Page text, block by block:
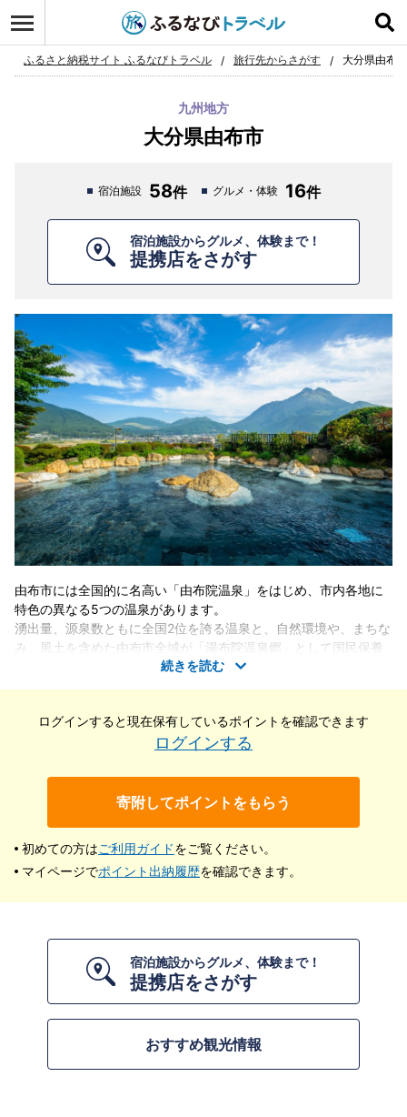
お気に入り
ふるさと納税サイト ふるなびトラベル 旅行先からさがす 大分県由布
九州地方
大分県由布市
宿泊施設 58 グルメ・体験 16
宿泊施設からグルメ、体験まで！
提携店をさがす
由布市には全国的に名高い「由布院温泉」をはじめ、市内各地に
特色の異なる5つの温泉があります。
湧出量、源泉数ともに全国2位を誇る温泉と、自然環境や、まちな
み、風土を含めた由布市全域が「湯布院温泉郷」として国民保養
温泉地に認定されています。
境・農業の保護、保全といった地場産業の連携に力を入れていま
を感じながら、ゆったりとした時間をお過ごしください。
続きを読む
ログインすると現在保有しているポイントを確認できます
ログインする
寄附してポイントをもらう
初めての方はご利用ガイドをご覧ください。
マイページでポイント出納履歴を確認できます。
宿泊施設からグルメ、体験まで！
提携店をさがす
おすすめ観光情報